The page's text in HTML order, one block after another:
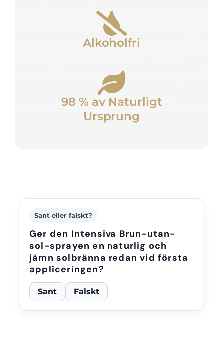
Alkoholfri
98 % av Naturligt
Ursprung
Sant eller falskt?
Ger den Intensiva Brun-utan-
sol-sprayen en naturlig och
jämn solbränna redan vid första
appliceringen?
Sant Falskt